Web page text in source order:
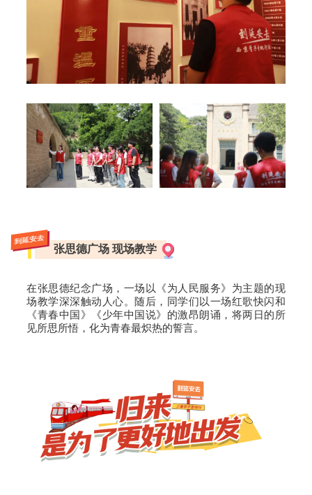
到延安去
张思德广场 现场教学
在张思德纪念广场，一场以《为人民服务》为主题的现
场教学深深触动人心。随后，同学们以一场红歌快闪和
《青春中国》《少年中国说》的激昂朗诵，将两日的所
见所思所悟，化为青春最炽热的誓言。